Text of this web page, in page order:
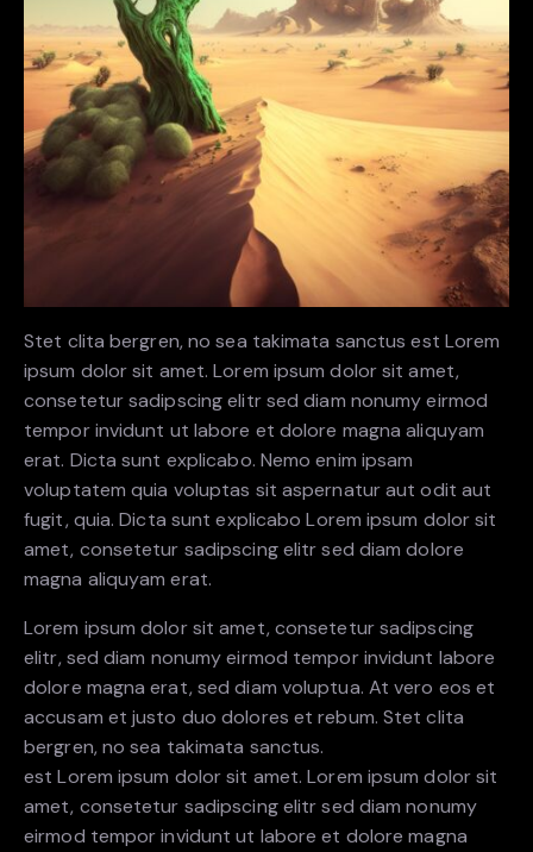
Stet clita bergren, no sea takimata sanctus est Lorem
ipsum dolor sit amet. Lorem ipsum dolor sit amet,
consetetur sadipscing elitr sed diam nonumy eirmod
tempor invidunt ut labore et dolore magna aliquyam
erat. Dicta sunt explicabo. Nemo enim ipsam
voluptatem quia voluptas sit aspernatur aut odit aut
fugit, quia. Dicta sunt explicabo Lorem ipsum dolor sit
amet, consetetur sadipscing elitr sed diam dolore
magna aliquyam erat.
Lorem ipsum dolor sit amet, consetetur sadipscing
elitr, sed diam nonumy eirmod tempor invidunt labore
dolore magna erat, sed diam voluptua. At vero eos et
accusam et justo duo dolores et rebum. Stet clita
bergren, no sea takimata sanctus.
est Lorem ipsum dolor sit amet. Lorem ipsum dolor sit
amet, consetetur sadipscing elitr sed diam nonumy
eirmod tempor invidunt ut labore et dolore magna